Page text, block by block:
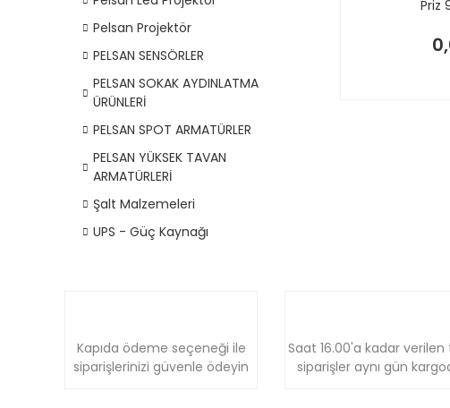
Pelsan Projektör
PELSAN SENSÖRLER
PELSAN SOKAK AYDINLATMA
ÜRÜNLERİ
PELSAN SPOT ARMATÜRLER
PELSAN YÜKSEK TAVAN
ARMATÜRLERİ
Şalt Malzemeleri
UPS - Güç Kaynağı
Priz
Kapıda ödeme seçeneği ile
siparişlerinizi güvenle ödeyin
Saat 16.00'a kadar
siparişler aynı gün